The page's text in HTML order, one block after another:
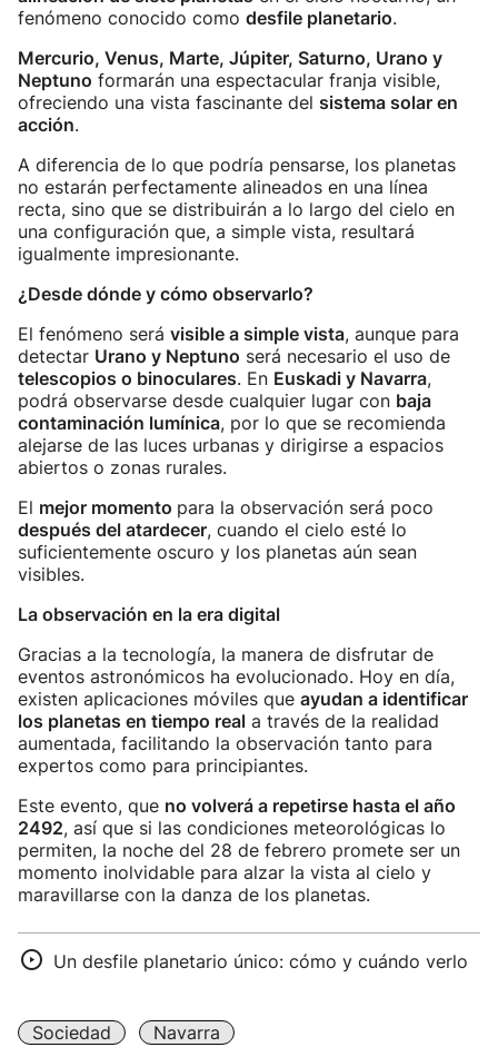
fenómeno conocido como desfile planetario.
Mercurio, Venus, Marte, Júpiter, Saturno, Urano y
Neptuno formarán una espectacular franja visible,
ofreciendo una vista fascinante del sistema solar en
acción.
A diferencia de lo que podría pensarse, los planetas
no estarán perfectamente alineados en una línea
recta, sino que se distribuirán a lo largo del cielo en
una configuración que, a simple vista, resultará
igualmente impresionante.
¿Desde dónde y cómo observarlo?
El fenómeno será visible a simple vista, aunque para
detectar Urano y Neptuno será necesario el uso de
telescopios o binoculares. En Euskadi y Navarra,
podrá observarse desde cualquier lugar con baja
contaminación lumínica, por lo que se recomienda
alejarse de las luces urbanas y dirigirse a espacios
abiertos o zonas rurales.
El mejor momento para la observación será poco
después del atardecer, cuando el cielo esté lo
suficientemente oscuro y los planetas aún sean
visibles.
La observación en la era digital
Gracias a la tecnología, la manera de disfrutar de
eventos astronómicos ha evolucionado. Hoy en día,
existen aplicaciones móviles que ayudan a identificar
los planetas en tiempo real a través de la realidad
aumentada, facilitando la observación tanto para
expertos como para principiantes.
Este evento, que no volverá a repetirse hasta el año
2492, así que si las condiciones meteorológicas lo
permiten, la noche del 28 de febrero promete ser un
momento inolvidable para alzar la vista al cielo y
maravillarse con la danza de los planetas.
Un desfile planetario único: cómo y cuándo verlo
Sociedad
Navarra